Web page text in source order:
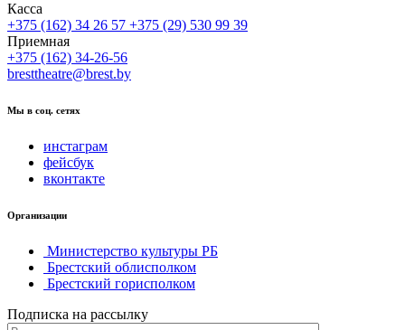
Касса
+375 (162) 34 26 57 +375 (29) 530 99 39
Приемная
+375 (162) 34-26-56
bresttheatre@brest.by
Мы в соц. сетях
инстаграм
фейсбук
вконтакте
Организации
Министерство культуры РБ
Брестский облисполком
Брестский горисполком
Подписка на рассылку